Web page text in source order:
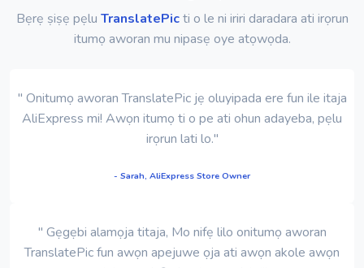
Bẹrẹ ṣiṣẹ pẹlu TranslatePicti o le ni iriri daradara ati irọrun
itumọ aworan mu nipasẹ oye atọwọda.
" Onitumọ aworan TranslatePic jẹ oluyipada ere fun ile itaja
AliExpress mi! Awọn itumọ ti o pe ati ohun adayeba, pẹlu
irọrun lati lo."
- Sarah, AliExpress Store Owner
" Gẹgẹbi alamọja titaja, Mo nifẹ lilo onitumọ aworan
TranslatePic fun awọn apejuwe ọja ati awọn akole awọn